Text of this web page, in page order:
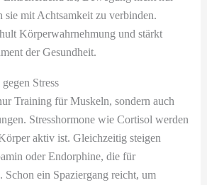
sie mit Achtsamkeit zu verbinden.
Körperwahrnehmung und stärkt
der Gesundheit.
Stress
Training für Muskeln, sondern auch
Stresshormone wie Cortisol werden
aktiv ist. Gleichzeitig steigen
oder Endorphine, die für
Schon ein Spaziergang reicht, um